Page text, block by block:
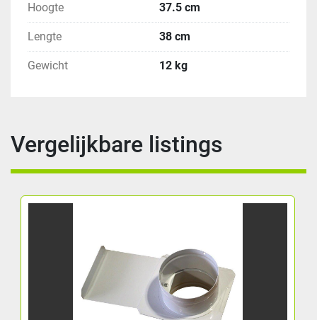
Hoogte 37.5 cm
Lengte 38 cm
Gewicht 12 kg
Vergelijkbare listings